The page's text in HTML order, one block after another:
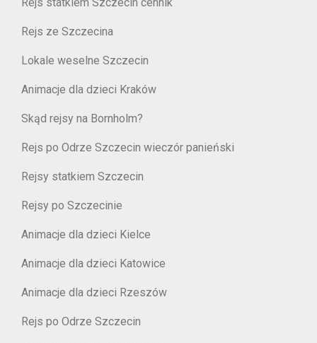
Rejs ze Szczecina
Lokale weselne Szczecin
Animacje dla dzieci Kraków
Skąd rejsy na Bornholm?
Rejs po Odrze Szczecin wieczór panieński
Rejsy statkiem Szczecin
Rejsy po Szczecinie
Animacje dla dzieci Kielce
Animacje dla dzieci Katowice
Animacje dla dzieci Rzeszów
Rejs po Odrze Szczecin